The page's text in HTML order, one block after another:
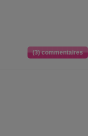
(3) commentaires